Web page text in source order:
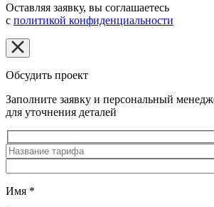
Оставляя заявку, вы соглашаетесь
с политикой конфиденциальности
Обсудить проект
Заполните заявку и персональный
для уточнения деталей
Имя *